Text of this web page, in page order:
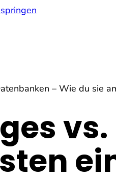
– Wie du sie